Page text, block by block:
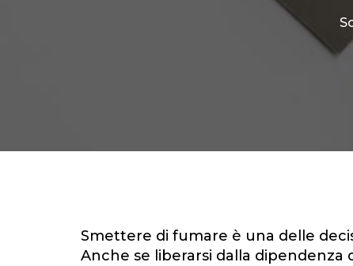
Smettere di fumare è una delle
Anche se liberarsi dalla